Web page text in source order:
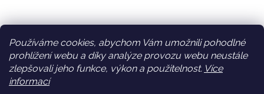
Používáme cookies, abychom Vám umožnili pohodlné
prohlížení webu a díky analýze provozu webu neustále
zlepšovali jeho funkce, výkon a použitelnost. Více
informací
Z
Facebook Věrnostní slevy